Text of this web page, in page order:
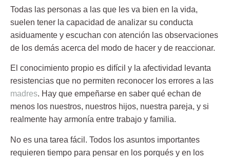
Todas las personas a las que les va bien en la vida,
suelen tener la capacidad de analizar su conducta
asiduamente y escuchan con atención las observaciones
de los demás acerca del modo de hacer y de reaccionar.
El conocimiento propio es difícil y la afectividad levanta
resistencias que no permiten reconocer los errores a las
madres. Hay que empeñarse en saber qué echan de
menos los nuestros, nuestros hijos, nuestra pareja, y si
realmente hay armonía entre trabajo y familia.
No es una tarea fácil. Todos los asuntos importantes
requieren tiempo para pensar en los porqués y en los